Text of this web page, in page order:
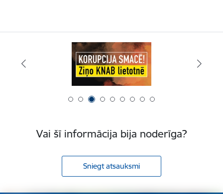
Vai šī informācija bija noderīga?
Sniegt atsauksmi